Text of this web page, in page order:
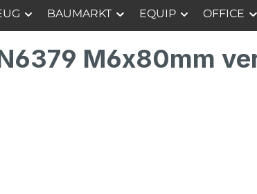
BAUMARKT EQUIP OFFICE
M6x80mm